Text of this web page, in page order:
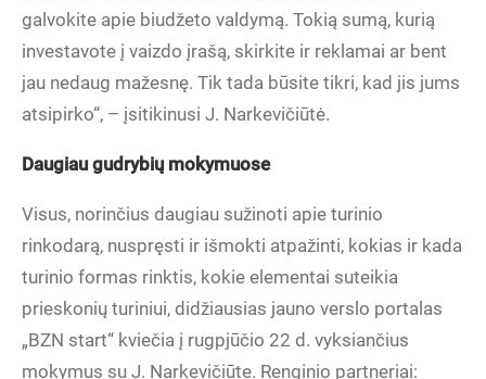
galvokite apie biudžeto valdymą. Tokią sumą, kurią
investavote į vaizdo įrašą, skirkite ir reklamai ar bent
jau nedaug mažesnę. Tik tada būsite tikri, kad jis jums
atsipirko“, – įsitikinusi J. Narkevičiūtė.
Daugiau gudrybių mokymuose
Visus, norinčius daugiau sužinoti apie turinio
rinkodarą, nuspręsti ir išmokti atpažinti, kokias ir kada
turinio formas rinktis, kokie elementai suteikia
prieskonių turiniui, didžiausias jauno verslo portalas
„BZN start“ kviečia į rugpjūčio 22 d. vyksiančius
mokymus su J. Narkevičiūte. Renginio partneriai: